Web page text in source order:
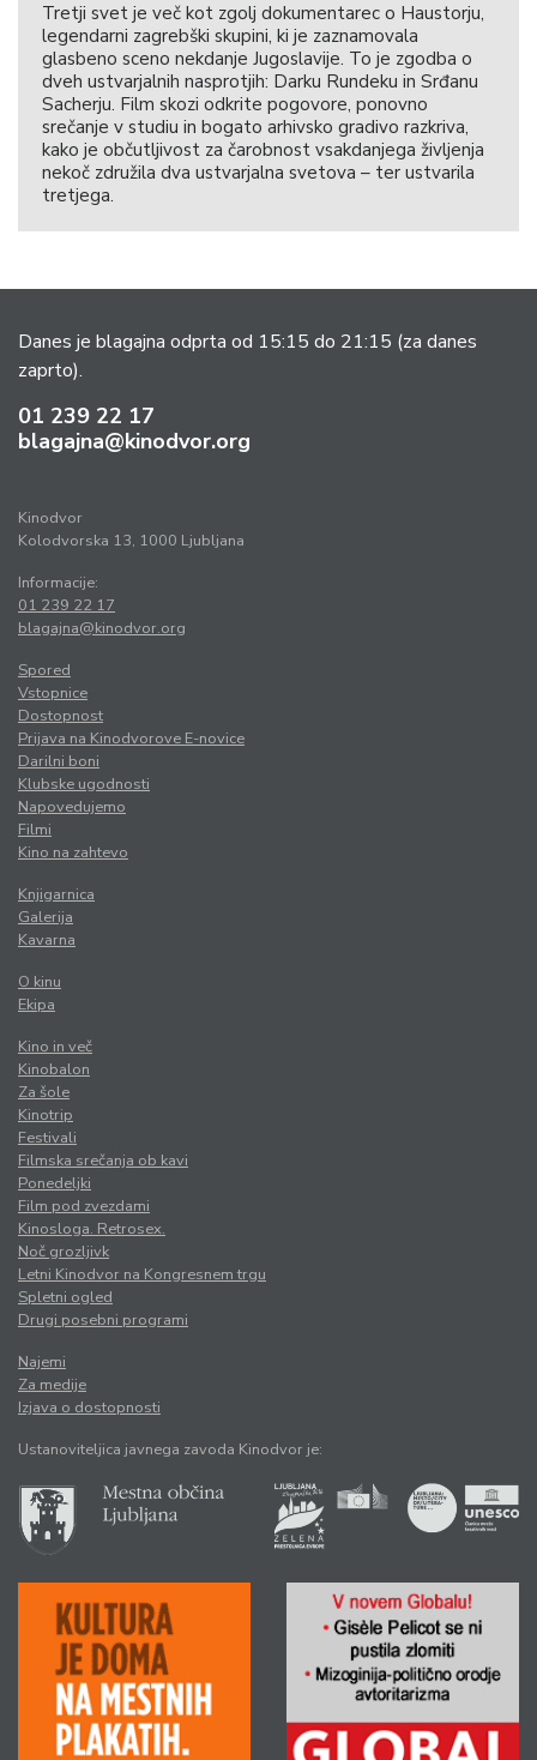
Tretji svet je več kot zgolj dokumentarec o Haustorju,
legendarni zagrebški skupini, ki je zaznamovala
glasbeno sceno nekdanje Jugoslavije. To je zgodba o
dveh ustvarjalnih nasprotjih: Darku Rundeku in Srđanu
Sacherju. Film skozi odkrite pogovore, ponovno
srečanje v studiu in bogato arhivsko gradivo razkriva,
kako je občutljivost za čarobnost vsakdanjega življenja
nekoč združila dva ustvarjalna svetova – ter ustvarila
tretjega.
Danes je blagajna odprta od 15:15 do 21:15 (za danes
zaprto).
01 239 22 17
blagajna@kinodvor.org
Kinodvor
Kolodvorska 13, 1000 Ljubljana
Informacije:
01 239 22 17
blagajna@kinodvor.org
Spored
Vstopnice
Dostopnost
Prijava na Kinodvorove E-novice
Darilni boni
Klubske ugodnosti
Napovedujemo
Filmi
Kino na zahtevo
Knjigarnica
Galerija
Kavarna
O kinu
Ekipa
Kino in več
Kinobalon
Za šole
Kinotrip
Festivali
Filmska srečanja ob kavi
Ponedeljki
Film pod zvezdami
Kinosloga. Retrosex.
Noč grozljivk
Letni Kinodvor na Kongresnem trgu
Spletni ogled
Drugi posebni programi
Najemi
Za medije
Izjava o dostopnosti
Ustanoviteljica javnega zavoda Kinodvor je: